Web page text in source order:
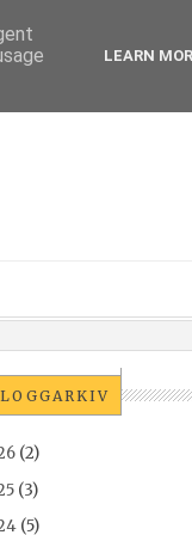
(2)
(3)
(5)
LEARN